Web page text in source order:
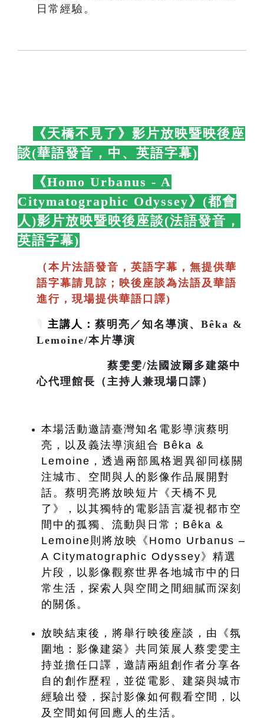
日常經驗。
《天橋不見了》影片放映暨映後座
談(華語發音，中、英語字幕)
《Homo Urbanus - A
Citymatographic Odyssey》(都會
人)影片放映暨映後座談(法語發音，
英語字幕)
（本片法語發音，英語字幕，無提供華
語字幕請見諒；映後座談為法語及華語
進行，現場提供華語口譯)
主講人： 蔡明亮／知名導演、Bêka &
Lemoine/本片導演
蔡雯雯/法國波爾多建築中
心代理館長（主持人兼現場口譯）
本場活動邀請臺灣知名電影導演蔡明
亮，以及義法導演組合 Bêka &
Lemoine，透過兩部風格迥異卻同樣關
注城市、空間與人的影像作品展開對
話。蔡明亮將放映短片《天橋不見
了》，以其獨特的電影語言凝視都市空
間中的孤獨、流動與日常；Bêka &
Lemoine則將放映《Homo Urbanus –
A Citymatographic Odyssey》精選
片段，以影像觀察世界各地城市中的日
常生活，探索人與空間之間細膩而深刻
的關係。
放映結束後，將舉行映後座談，由《氛
圍地：影像建築》共同策展人蔡雯雯主
持並擔任口譯，邀請兩組創作者分享各
自的創作歷程，並從電影、建築與城市
經驗出發，探討影像如何觀看空間，以
及空間如何回應人的生活。